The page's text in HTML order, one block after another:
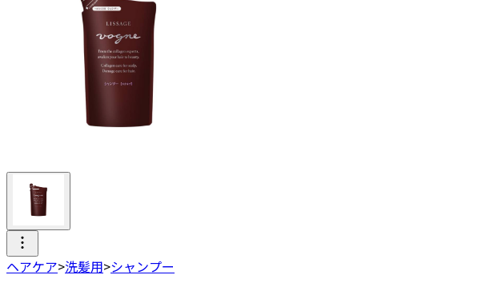
ヘアケア>洗髪用>シャンプー